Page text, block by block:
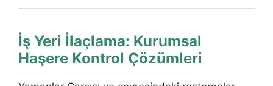
İş Yeri İlaçlama: Kurumsal
Haşere Kontrol Çözümleri